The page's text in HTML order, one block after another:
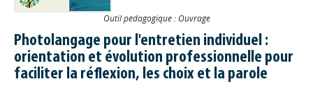
Outil pédagogique : Ouvrage
Photolangage pour l'entretien individuel :
orientation et évolution professionnelle pour
faciliter la réflexion, les choix et la parole